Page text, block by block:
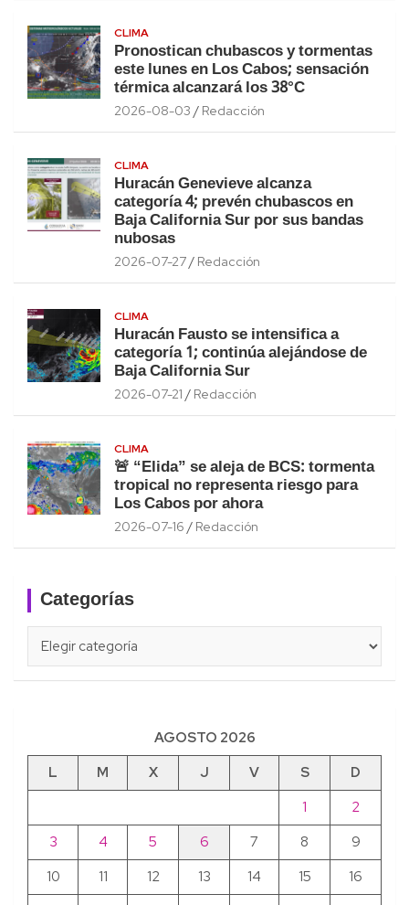
CLIMA
Pronostican chubascos y tormentas
este lunes en Los Cabos; sensación
térmica alcanzará los 38°C
2026-08-03 Redacción
CLIMA
Huracán Genevieve alcanza
categoría 4; prevén chubascos en
Baja California Sur por sus bandas
nubosas
2026-07-27 Redacción
CLIMA
Huracán Fausto se intensifica a
categoría 1; continúa alejándose de
Baja California Sur
2026-07-21 Redacción
CLIMA
🚨 “Elida” se aleja de BCS: tormenta
tropical no representa riesgo para
Los Cabos por ahora
2026-07-16 Redacción
Categorías
AGOSTO 2026
L
M X J V S
D
1
2
3
4 5 6 7 8
9
10
11 12 13 14 15
16